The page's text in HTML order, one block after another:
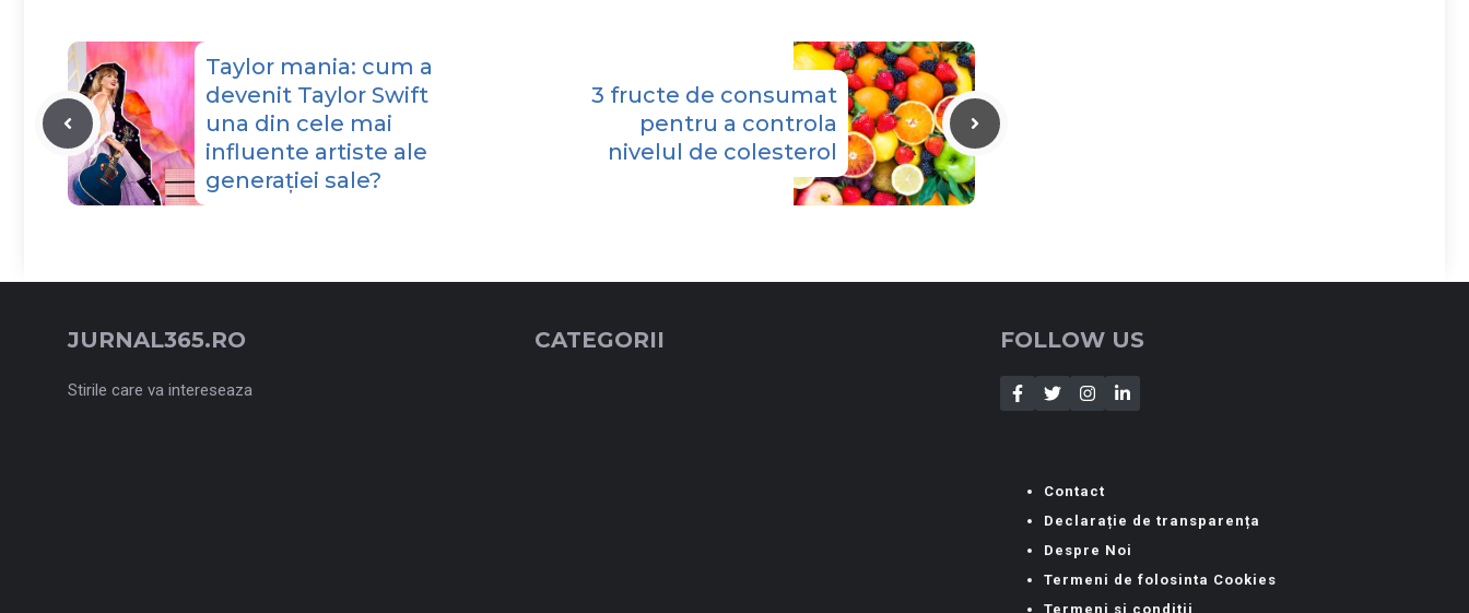
Taylor mania: cum a
devenit Taylor Swift
una din cele mai
influente artiste ale
generației sale?
3 fructe de consumat
pentru a controla
nivelul de colesterol
JURNAL365.RO
Stirile care va intereseaza
CATEGORII FOLLOW US
Contact
Declarație de transparența
Despre Noi
Termeni de folosinta Cookies
Termeni si conditii